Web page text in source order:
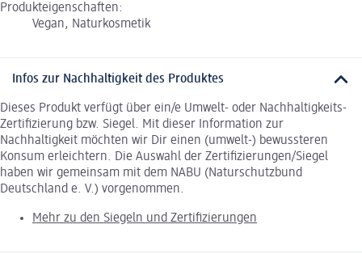
Produkteigenschaften:
Vegan, Naturkosmetik
Infos zur Nachhaltigkeit des Produktes
Dieses Produkt verfügt über ein/e Umwelt- oder Nachhaltigkeits-
Zertifizierung bzw. Siegel. Mit dieser Information zur
Nachhaltigkeit möchten wir Dir einen (umwelt-) bewussteren
Konsum erleichtern. Die Auswahl der Zertifizierungen/Siegel
haben wir gemeinsam mit dem NABU (Naturschutzbund
Deutschland e. V.) vorgenommen.
Mehr zu den Siegeln und Zertifizierungen